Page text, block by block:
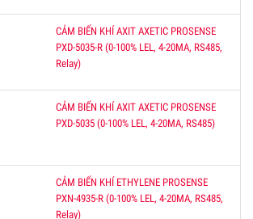
CẢM BIẾN KHÍ AXIT AXETIC PROSENSE
PXD-5035-R (0-100% LEL, 4-20MA, RS485,
Relay)
CẢM BIẾN KHÍ AXIT AXETIC PROSENSE
PXD-5035 (0-100% LEL, 4-20MA, RS485)
CẢM BIẾN KHÍ ETHYLENE PROSENSE
PXN-4935-R (0-100% LEL, 4-20MA, RS485,
Relay)